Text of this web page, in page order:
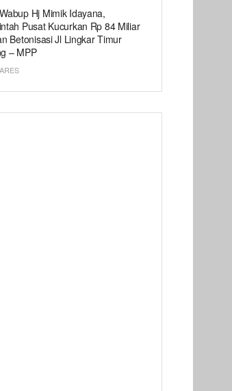
Hj Mimik Idayana,
Pusat Kucurkan Rp 84 Miliar
Betonisasi Jl Lingkar Timur
– MPP